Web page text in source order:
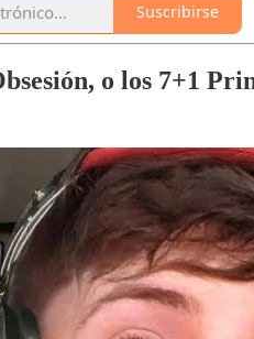
Suscribirse
o los 7+1